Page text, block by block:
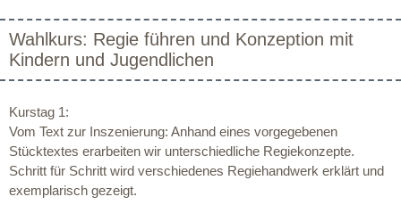
Wahlkurs: Regie führen und Konzeption mit
Kindern und Jugendlichen
Kurstag 1:
Vom Text zur Inszenierung: Anhand eines vorgegebenen
Stücktextes erarbeiten wir unterschiedliche Regiekonzepte.
Schritt für Schritt wird verschiedenes Regiehandwerk erklärt und
exemplarisch gezeigt.